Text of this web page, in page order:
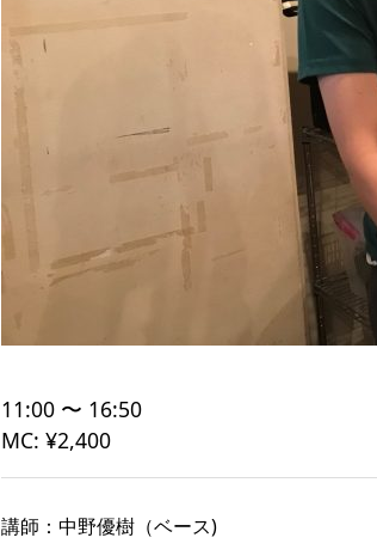
11:00 〜 16:50
MC: ¥2,400
講師：中野優樹（ベース)